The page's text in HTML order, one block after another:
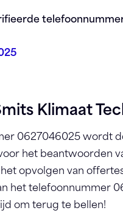
Klimaat
0627046025 wordt
het beantwoorden
opvolgen van
het telefoonnummer
om terug te bellen!